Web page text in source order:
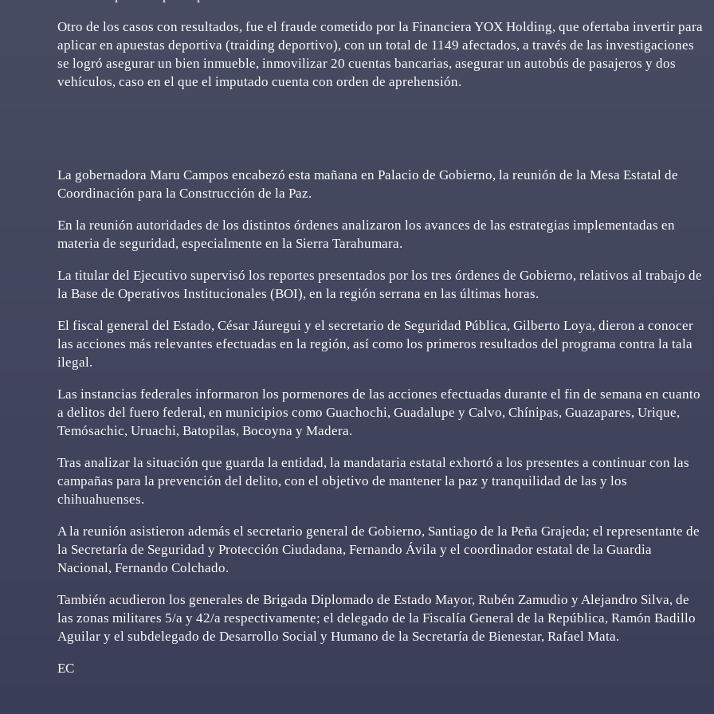
Otro de los casos con resultados, fue el fraude cometido por la Financiera YOX Holding, que ofertaba invertir para
aplicar en apuestas deportiva (traiding deportivo), con un total de 1149 afectados, a través de las investigaciones
se logró asegurar un bien inmueble, inmovilizar 20 cuentas bancarias, asegurar un autobús de pasajeros y dos
vehículos, caso en el que el imputado cuenta con orden de aprehensión.
La gobernadora Maru Campos encabezó esta mañana en Palacio de Gobierno, la reunión de la Mesa Estatal de
Coordinación para la Construcción de la Paz.
En la reunión autoridades de los distintos órdenes analizaron los avances de las estrategias implementadas en
materia de seguridad, especialmente en la Sierra Tarahumara.
La titular del Ejecutivo supervisó los reportes presentados por los tres órdenes de Gobierno, relativos al trabajo de
la Base de Operativos Institucionales (BOI), en la región serrana en las últimas horas.
El fiscal general del Estado, César Jáuregui y el secretario de Seguridad Pública, Gilberto Loya, dieron a conocer
las acciones más relevantes efectuadas en la región, así como los primeros resultados del programa contra la tala
ilegal.
Las instancias federales informaron los pormenores de las acciones efectuadas durante el fin de semana en cuanto
a delitos del fuero federal, en municipios como Guachochi, Guadalupe y Calvo, Chínipas, Guazapares, Urique,
Temósachic, Uruachi, Batopilas, Bocoyna y Madera.
Tras analizar la situación que guarda la entidad, la mandataria estatal exhortó a los presentes a continuar con las
campañas para la prevención del delito, con el objetivo de mantener la paz y tranquilidad de las y los
chihuahuenses.
A la reunión asistieron además el secretario general de Gobierno, Santiago de la Peña Grajeda; el representante de
la Secretaría de Seguridad y Protección Ciudadana, Fernando Ávila y el coordinador estatal de la Guardia
Nacional, Fernando Colchado.
También acudieron los generales de Brigada Diplomado de Estado Mayor, Rubén Zamudio y Alejandro Silva, de
las zonas militares 5/a y 42/a respectivamente; el delegado de la Fiscalía General de la República, Ramón Badillo
Aguilar y el subdelegado de Desarrollo Social y Humano de la Secretaría de Bienestar, Rafael Mata.
EC